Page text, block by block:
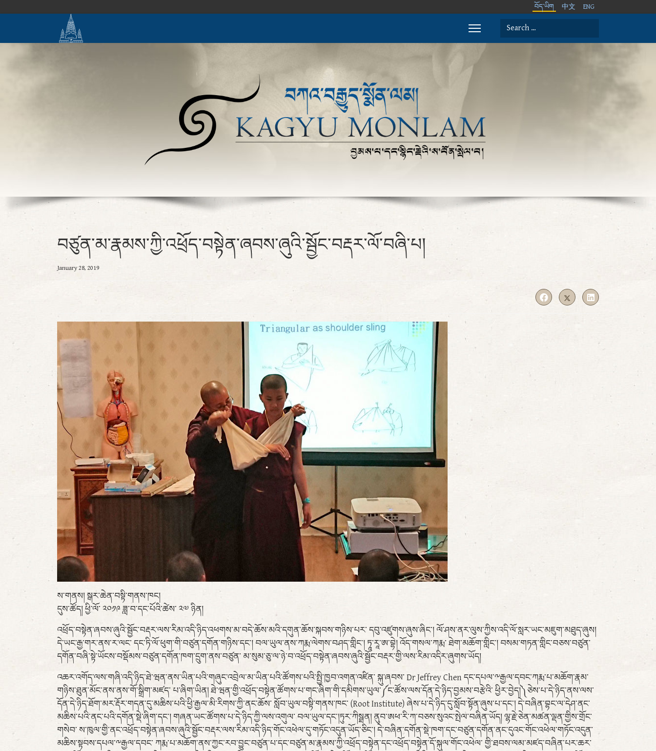
བོད་ཡིག 中文 ENG
Search
Type 2 or more characters for results.
བཙུན་མ་རྣམས་ཀྱི་འཕྲོད་བསྟེན་ཞབས་ཞུའི་སྦྱོང་བརྡར་ལོ་བཞི་པ།
January 28, 2019
ས་གནས། སྒར་ཆེན་བསྟི་གནས་ཁང།
དུས་ཚོད། ཕྱི་ལོ་ ༢༠༡༩ ཟླ་བ་དང་པོའི་ཚེས་ ༢༧ ཉིན།
འཕྲོད་བསྟེན་ཞབས་ཞུའི་སྦྱོང་བརྡར་ལས་རིམ་འདི་ཉིད་འཕགས་མ་བདེ་ཆོས་མའི་དགུན་ཆོས་སྐབས་གཉིས་པར་ དབུ་འཛུགས་ཞུས་ཞིང་། ལོ་ཤས་ནར་ལུས་ཀྱིས་འདི་ལོ་སླར་ཡང་མཇུག་མཐུད་ཞུས།
དེ་ཡང་རྒྱ་གར་ནས་ར་ལང་ དང་ཏི་ལོ་ཕུག་གི་བཙུན་དགོན་གཉིས་དང་། བལ་ཡུལ་ནས་ཀརྨ་ལེགས་བཤད་གླིང་། ཏཱ་རཱ་ཨ་བྷེ། འོད་གསལ་ཀརྨ་ ཐེག་མཆོག་གླིང་། བསམ་གཏན་གླིང་བཅས་བཙུན་
དགོན་བཞི་སྟེ་ཡོངས་བསྡོམས་བཙུན་དགོན་ཁག་དྲུག་ནས་བཙུན་ མ་སུམ་ཅུ་ལ་ཉེ་བ་འཕྲོད་བསྟེན་ཞབས་ཞུའི་སྦྱོང་བརྡར་གྱི་ལས་རིམ་འདིར་ཞུགས་ཡོད།
འཆར་འགོད་ལས་གཞི་འདི་ཉིད་ཐེ་ཝན་ནས་ཡིན་པའི་གཞུང་འབྲེལ་མ་ཡིན་པའི་ཚོགས་པའི་སྤྱི་ཁྱབ་འགན་འཛིན་ སྐུ་ཞབས་ Dr Jeffrey Chen དང་དཔལ་༸རྒྱལ་དབང་ཀརྨ་པ་མཆོག་རྣམ་
གཉིས་ཐུན་མོང་ནས་ནས་གོ་སྒྲིག་མཛད་ པ་ཞིག་ཡིན། ཐེ་ཝན་གྱི་འཕྲོད་བསྟེན་ཚོགས་པ་གང་ཞིག་གི་དམིགས་ཡུལ་༼ང་ཚོས་ལས་དོན་དེ་ཉིད་བྱམས་བརྩེའི་ ཕྱིར་བྱེད།༽ཅེས་པ་དེ་ཉིད་ནས་ལས་
དོན་དེ་ཉིད་ཐོག་མར་རྡོར་གདན་དུ་མཆིས་པའི་ཕྱི་རྒྱལ་མི་རིགས་ཀྱི་ནང་ཆོས་ སློབ་ཡུལ་བསྟི་གནས་ཁང་ (Root Institute) ཞེས་པ་དེ་ཉིད་དུ་སློབ་སྟོན་ཞུས་པ་དང་། དེ་བཞིན་བྷང་ལ་དེཤ་ནང་
མཆིས་པའི་ནང་པའི་དགོན་སྡེ་ཞིག་དང་། གཞན་ཡང་ཚོགས་པ་དེ་ཉིད་ཀྱི་ལས་འགུལ་ བལ་ཡུལ་དང་།ཏུར་ཀིསྠན། ནུབ་ཨཕ་རི་ཀ་བཅས་སུའང་སྤེལ་བཞིན་ཡོད། ལྷ་རྗེ་ཅེན་མཚན་ལྡན་གྱིས་གྲོང་
གསེབ་ ས་ཁུལ་གྱི་ནང་འཕྲོད་བསྟེན་ཞབས་ཞུའི་སྦྱོང་བརྡར་ལས་རིམ་འདི་ཉིད་གོང་འཕེལ་དུ་གཏོང་འདུན་ཡོད་ཅིང་། དེ་བཞིན་དགོན་སྡེ་ཁག་དང་བཙུན་དགོན་ནང་དུའང་གོང་འཕེལ་གཏོང་འདུན་
མཆིས་སྟབས་དཔལ་༸རྒྱལ་དབང་ ཀརྨ་པ་མཆོག་ནས་ཀྱང་རབ་བྱུང་བཙུན་པ་དང་བཙུན་མ་རྣམས་ཀྱི་འཕྲོད་བསྟེན་དང་འཕྲོད་བསྟེན་དོ་སྐུལ་གོང་འཕེལ་ གྱི་ཐབས་ལམ་མཛད་བཞིན་པར་ཆར་